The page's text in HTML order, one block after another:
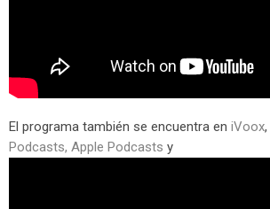
El programa también se encuentra en iVoox,
Podcasts, Apple Podcasts y